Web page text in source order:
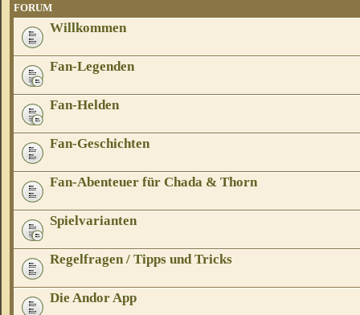
FORUM
Willkommen
Fan-Legenden
Fan-Helden
Fan-Geschichten
Fan-Abenteuer für Chada & Thorn
Spielvarianten
Regelfragen / Tipps und Tricks
Die Andor App